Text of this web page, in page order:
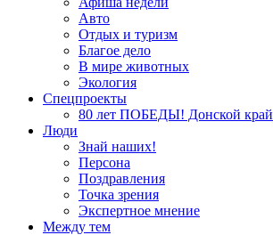
Авто
Отдых и туризм
Благое дело
В мире животных
Экология
Спецпроекты
80 лет ПОБЕДЫ! Донской край
Люди
Знай наших!
Персона
Поздравления
Точка зрения
Экспертное мнение
Между тем